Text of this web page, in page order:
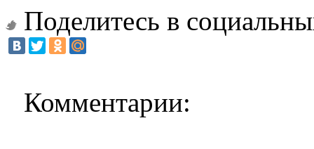
Поделитесь в
Комментарии: